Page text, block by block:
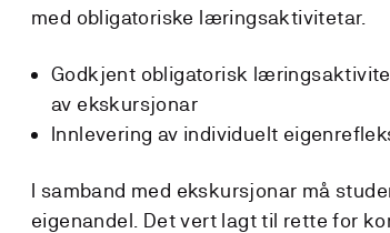
med obligatoriske læringsaktivitetar.
Godkjent obligatorisk
av ekskursjonar
Innlevering av individuelt
I samband med ekskursjonar må
eigenandel. Det vert lagt til rette for